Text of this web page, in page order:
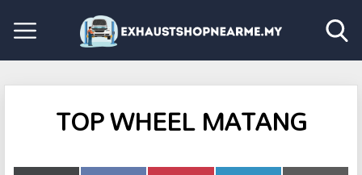
TOP WHEEL MATANG